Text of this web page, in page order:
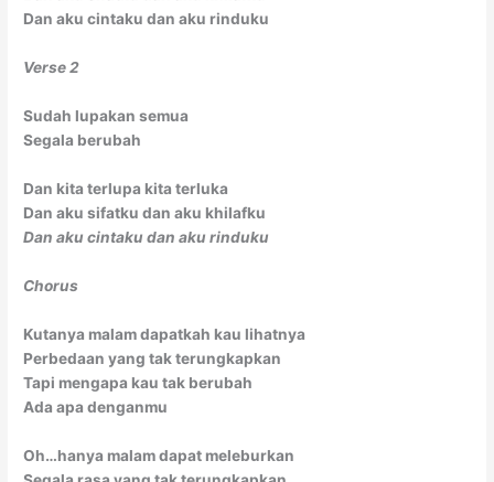
Dan aku cintaku dan aku rinduku
Verse 2
Sudah lupakan semua
Segala berubah
Dan kita terlupa kita terluka
Dan aku sifatku dan aku khilafku
Dan aku cintaku dan aku rinduku
Chorus
Kutanya malam dapatkah kau lihatnya
Perbedaan yang tak terungkapkan
Tapi mengapa kau tak berubah
Ada apa denganmu
Oh…hanya malam dapat meleburkan